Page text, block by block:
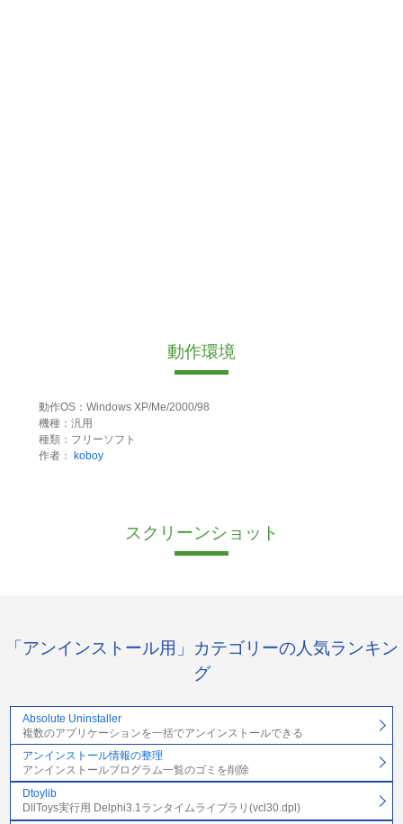
動作環境
動作OS：Windows XP/Me/2000/98
機種：汎用
種類：フリーソフト
作者：
koboy
スクリーンショット
「アンインストール用」カテゴリーの人気ランキン
グ
Absolute Uninstaller
複数のアプリケーションを一括でアンインストールできる
アンインストール情報の整理
アンインストールプログラム一覧のゴミを削除
Dtoylib
DllToys実行用 Delphi3.1ランタイムライブラリ(vcl30.dpl)